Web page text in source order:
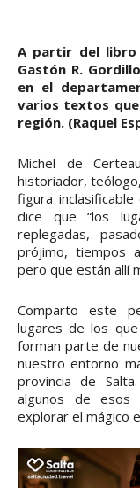
A partir del libro
Gastón R.
en el
varios textos
región. (Raquel
Michel de
historiador,
figura
dice que “los
replegadas,
prójimo, tiempos
pero que están allí
Comparto este
lugares de los
forman parte de
nuestro entorno
provincia de
algunos de esos
explorar el mágico